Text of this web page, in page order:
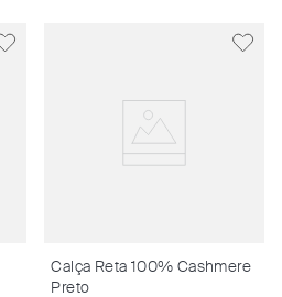
Calça Reta 100% Cashmere
Preto